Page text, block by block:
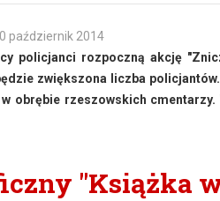
październik 2014
policjanci rozpoczną akcję
zwiększona liczba
obrębie rzeszowskich
"Książka